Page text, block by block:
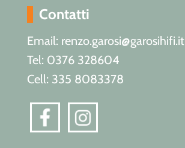
Contatti
Email: renzo.garosi@garosihifi.it
Tel: 0376 328604
Cell: 335 8083378